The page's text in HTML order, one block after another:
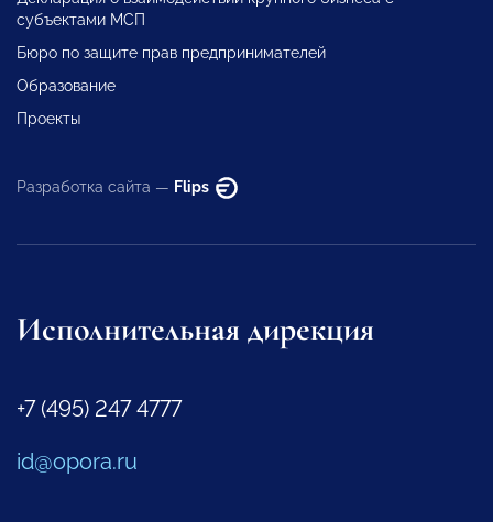
субъектами МСП
Бюро по защите прав предпринимателей
Образование
Проекты
Разработка сайта — Flips
Исполнительная дирекция
+7 (495) 247 4777
id@opora.ru